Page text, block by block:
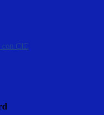
con CIE